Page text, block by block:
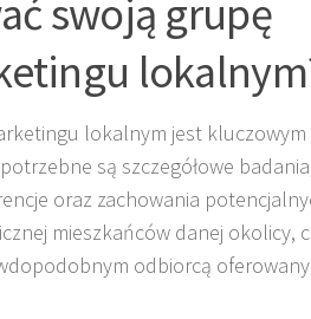
swoją grupę
lokalnym jest
są szczegółowe
oraz zachowania
mieszkańców danej okolicy,
odbiorcą